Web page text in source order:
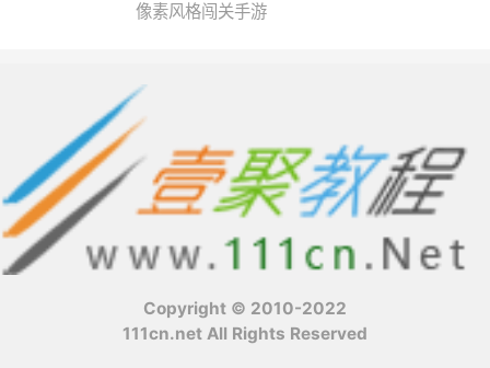
像素风格闯关手游
Copyright © 2010-2022
111cn.net All Rights Reserved